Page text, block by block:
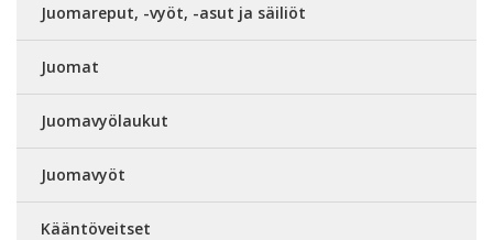
Juomareput, -vyöt, -asut ja säiliöt
Juomat
Juomavyölaukut
Juomavyöt
Kääntöveitset